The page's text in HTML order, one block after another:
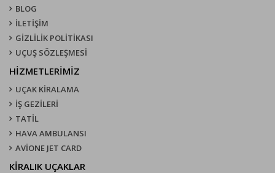
BLOG
İLETİŞİM
GİZLİLİK POLİTİKASI
UÇUŞ SÖZLEŞMESI
HİZMETLERİMİZ
UÇAK KIRALAMA
İŞ GEZİLERİ
TATİL
HAVA AMBULANSI
AVİONE JET CARD
KIRALIK UÇAKLAR